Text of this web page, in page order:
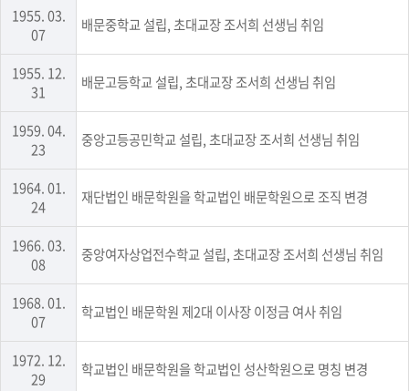
1955. 03.
07
배문중학교 설립, 초대교장 조서희 선생님 취임
1955. 12.
31
배문고등학교 설립, 초대교장 조서희 선생님 취임
1959. 04.
23
중앙고등공민학교 설립, 초대교장 조서희 선생님 취임
1964. 01.
24
재단법인 배문학원을 학교법인 배문학원으로 조직 변경
1966. 03.
08
중앙여자상업전수학교 설립, 초대교장 조서희 선생님 취임
1968. 01.
07
학교법인 배문학원 제2대 이사장 이정금 여사 취임
1972. 12.
29
학교법인 배문학원을 학교법인 성산학원으로 명칭 변경